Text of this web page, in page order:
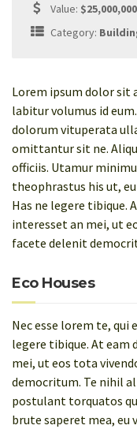
Value: $25,000,000
Category:
Lorem ipsum dolor sit
labitur volumus id
dolorum vituperata
omittantur sit ne.
officiis. Utamur
theophrastus his ut,
Has ne legere tibique.
interesset an mei, ut
facete delenit
Eco Houses
Nec esse lorem te, qui
legere tibique. At eam
mei, ut eos tota
democritum. Te nihil
postulant torquatos
brute saperet mea, eu